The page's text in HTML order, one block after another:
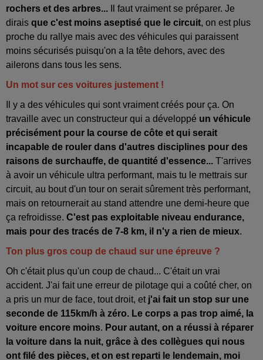
rochers et des arbres... Il faut vraiment se préparer. Je
dirais que c'est moins aseptisé que le circuit, on est plus
proche du rallye mais avec des véhicules qui paraissent
moins sécurisés puisqu'on a la tête dehors, avec des
ailerons dans tous les sens.
Un mot sur ces voitures justement !
Il y a des véhicules qui sont vraiment créés pour ça. On
travaille avec un constructeur qui a développé un véhicule
précisément pour la course de côte et qui serait
incapable de rouler dans d'autres disciplines pour des
raisons de surchauffe, de quantité d'essence... T'arrives
à avoir un véhicule ultra performant, mais tu le mettrais sur
circuit, au bout d'un tour on serait sûrement très performant,
mais on retournerait au stand attendre une demi-heure que
ça refroidisse. C'est pas exploitable niveau endurance,
mais pour des tracés de 7-8 km, il n'y a rien de mieux.
Ton plus gros coup de chaud sur une épreuve ?
Oh c'était plus qu'un coup de chaud... C'était un vrai
accident. J'ai fait une erreur de pilotage qui a coûté cher, on
a pris un mur de face, tout droit, et j'ai fait un stop sur une
seconde de 115km/h à zéro. Le corps a pas trop aimé, la
voiture encore moins. Pour autant, on a réussi à réparer
la voiture dans la nuit, grâce à des collègues qui nous
ont filé des pièces, et on est reparti le lendemain, moi